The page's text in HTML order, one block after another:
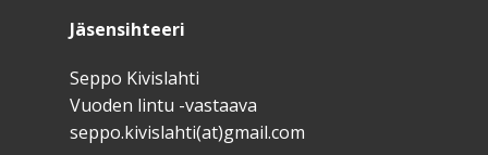
Jäsensihteeri
Seppo Kivislahti
Vuoden lintu -vastaava
seppo.kivislahti(at)gmail.com